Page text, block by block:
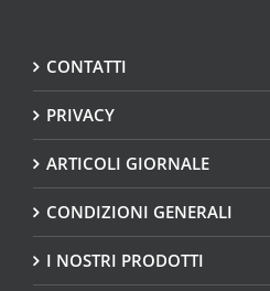
CONTATTI
PRIVACY
ARTICOLI GIORNALE
CONDIZIONI GENERALI
I NOSTRI PRODOTTI